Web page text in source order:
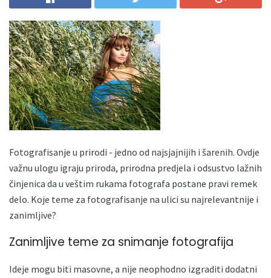
Fotografisanje u prirodi - jedno od najsjajnijih i šarenih. Ovdje
važnu ulogu igraju priroda, prirodna predjela i odsustvo lažnih
činjenica da u veštim rukama fotografa postane pravi remek
delo. Koje teme za fotografisanje na ulici su najrelevantnije i
zanimljive?
Zanimljive teme za snimanje fotografija
Ideje mogu biti masovne, a nije neophodno izgraditi dodatni